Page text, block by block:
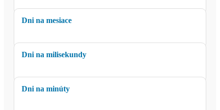
Dni na mesiace
Dni na milisekundy
Dni na minúty